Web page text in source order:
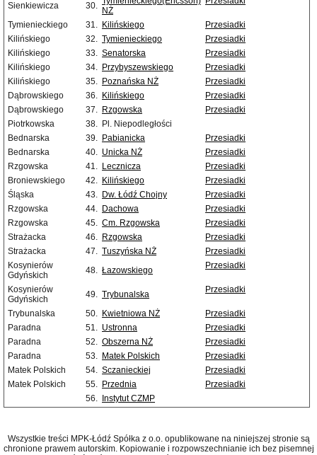
Sienkiewicza
30. NŻ
Tymienieckiego 31. Kilińskiego
Przesiadki
Kilińskiego
32. Tymienieckiego
Przesiadki
Kilińskiego
33. Senatorska
Przesiadki
Kilińskiego
34. Przybyszewskiego
Przesiadki
Kilińskiego
35. Poznańska NŻ
Przesiadki
Dąbrowskiego
36. Kilińskiego
Przesiadki
Dąbrowskiego
37. Rzgowska
Przesiadki
Piotrkowska
38. Pl. Niepodległości
Bednarska
39. Pabianicka
Przesiadki
Bednarska
40. Unicka NŻ
Przesiadki
Rzgowska
41. Lecznicza
Przesiadki
Broniewskiego
42. Kilińskiego
Przesiadki
Śląska
43. Dw. Łódź Chojny
Przesiadki
Rzgowska
44. Dachowa
Przesiadki
Rzgowska
45. Cm. Rzgowska
Przesiadki
Strażacka
46. Rzgowska
Przesiadki
Strażacka
47. Tuszyńska NŻ
Przesiadki
Kosynierów
Gdyńskich
48. Łazowskiego Przesiadki
Kosynierów
Gdyńskich
49. Trybunalska Przesiadki
Trybunalska 50. Kwietniowa NŻ
Przesiadki
Paradna
51. Ustronna
Przesiadki
Paradna
52. Obszerna NŻ
Przesiadki
Paradna
53. Matek Polskich
Przesiadki
Matek Polskich
54. Sczanieckiej
Przesiadki
Matek Polskich
55. Przednia
Przesiadki
56.
Instytut CZMP
Wszystkie treści MPK-Łódź Spółka z o.o. opublikowane na niniejszej stronie są
chronione prawem autorskim. Kopiowanie i rozpowszechnianie ich bez pisemnej